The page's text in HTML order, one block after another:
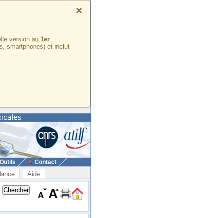
×
version au 1er
smartphones) et inclut
Outils Contact
Aide